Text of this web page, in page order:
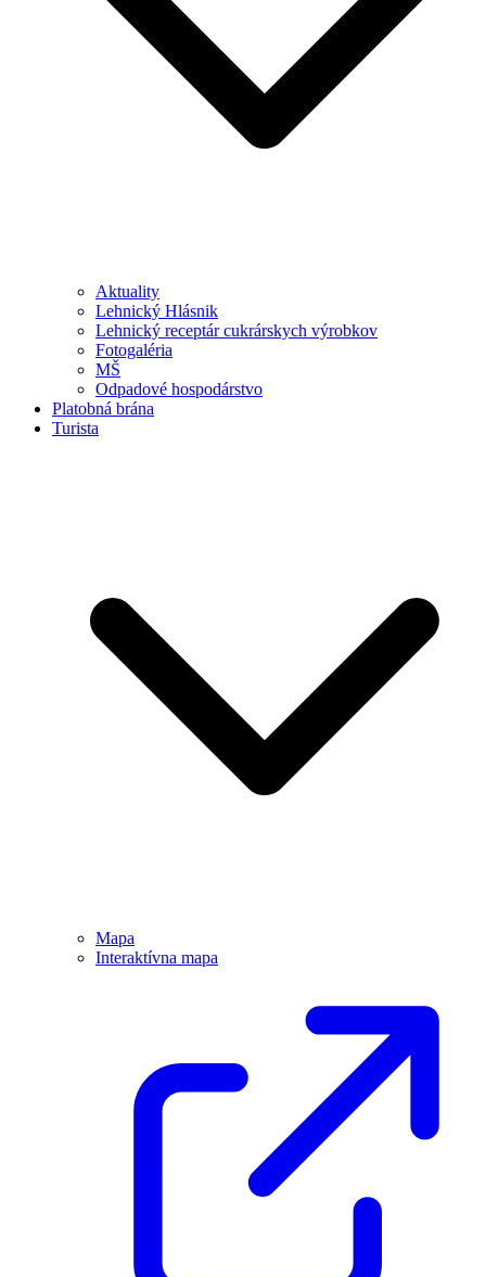
Aktuality
Lehnický Hlásnik
Lehnický receptár cukrárskych výrobkov
Fotogaléria
MŠ
Odpadové hospodárstvo
Platobná brána
Turista
Mapa
Interaktívna mapa